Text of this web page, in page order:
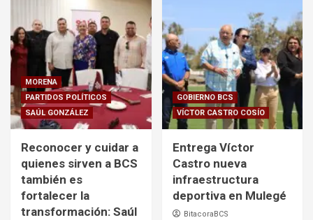
MORENA
PARTIDOS POLÍTICOS
SAÚL GONZÁLEZ
Reconocer y cuidar a
quienes sirven a BCS
también es
fortalecer la
transformación: Saúl
GOBIERNO BCS
VÍCTOR CASTRO COSÍO
Entrega Víctor
Castro nueva
infraestructura
deportiva en Mulegé
BitacoraBCS